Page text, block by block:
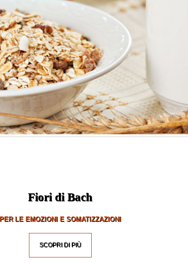
Fiori di Bach
PER LE EMOZIONI E SOMATIZZAZIONI
SCOPRI DI PIÙ